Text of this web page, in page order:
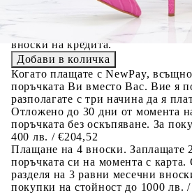
Предоставената таблица е с
Добавете продукта в количката
количката" и при поръчка ще
вноски на кредита.
Когато плащате с NewPay,
поръчката Ви вместо Вас. Вие я
разполагате с три начина да я
Отложено до 30 дни от момента
поръчката без оскъпяване. За
400 лв. / €204,52
Плащане на 4 вноски. Заплащате
поръчката си на момента с карта.
разделя на 3 равни месечни
покупки на стойност до 1000 лв. /